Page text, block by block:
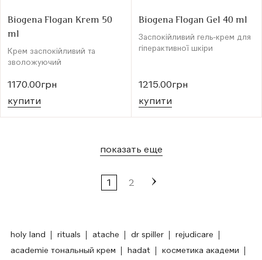
Biogena Flogan Krem 50
ml
Крем заспокійливий та
зволожуючий
1170.00грн
купити
Biogena Flogan Gel 40 ml
Заспокійливий гель-крем для
гіперактивної шкіри
1215.00грн
купити
показать еще
1 2
holy land rituals atache dr spiller
rejudicare
academie тональный крем
hadat
косметика академи